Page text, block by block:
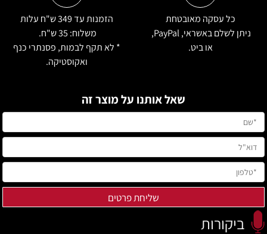
כל עסקה מאובטחת
ניתן לשלם באשראי, PayPal,
או ביט.
הזמנות עד 349 ש"ח עלות
משלוח:
‏* לא תקף לבמות, פסנתרי כנף
ואקוסטיקה.
שאל אותנו על מוצר זה
ביקורות